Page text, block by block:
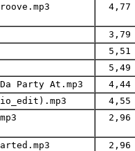
4,77
3,79
5,51
5,49
Party At.mp3
4,44
4,55
2,96
2,96